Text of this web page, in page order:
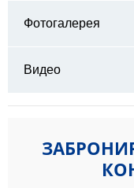
Фотогалерея
Видео